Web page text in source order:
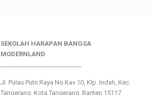
SEKOLAH HARAPAN BANGSA
MODERNLAND
Jl. Pulau Putri Raya No.Kav 10, Klp. Indah, Kec.
Tangerang, Kota Tangerang, Banten 15117